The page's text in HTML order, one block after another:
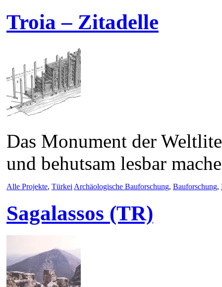
Troia – Zitadelle
Das Monument der
und behutsam lesbar
Alle Projekte, TürkeiArchäologische Bauforschung, Bauforschung,
Sagalassos (TR)